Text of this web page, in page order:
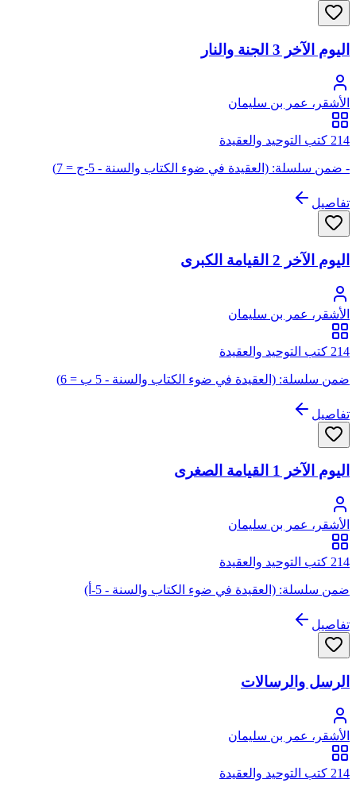
اليوم الآخر 3 الجنة والنار
الأشقر، عمر بن سليمان
214 كتب التوحيد والعقيدة
- ضمن سلسلة: (العقيدة في ضوء الكتاب والسنة - 5-ج = 7)
تفاصيل
اليوم الآخر 2 القيامة الكبرى
الأشقر، عمر بن سليمان
214 كتب التوحيد والعقيدة
ضمن سلسلة: (العقيدة في ضوء الكتاب والسنة - 5 ب = 6)
تفاصيل
اليوم الآخر 1 القيامة الصغرى
الأشقر، عمر بن سليمان
214 كتب التوحيد والعقيدة
ضمن سلسلة: (العقيدة في ضوء الكتاب والسنة - 5-أ)
تفاصيل
الرسل والرسالات
الأشقر، عمر بن سليمان
214 كتب التوحيد والعقيدة